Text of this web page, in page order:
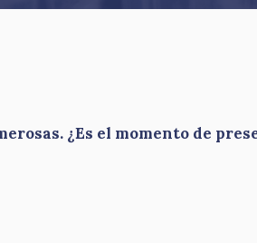
¿Es el momento de